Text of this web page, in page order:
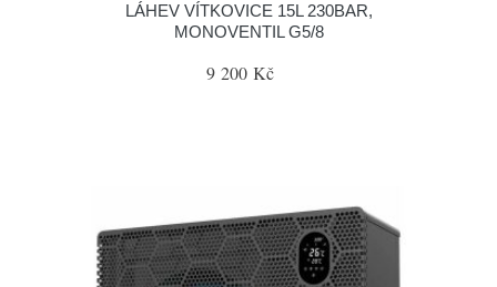
LÁHEV VÍTKOVICE 15L 230BAR,
MONOVENTIL G5/8
9 200 Kč